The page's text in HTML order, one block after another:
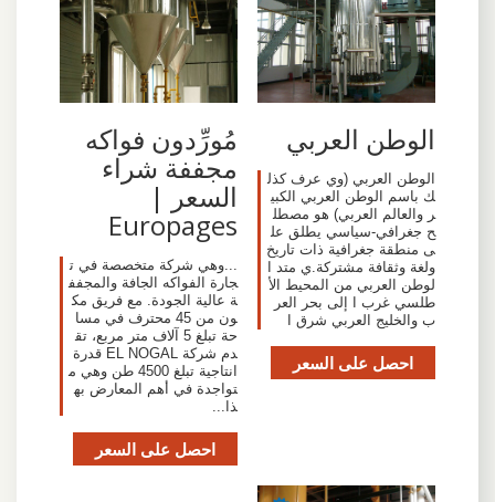
الوطن العربي
الوطن العربي (وي عرف كذل
ك باسم الوطن العربي الكبي
ر والعالم العربي) هو مصطل
ح جغرافي-سياسي يطلق عل
ى منطقة جغرافية ذات تاريخ
ولغة وثقافة مشتركة.ي متد ا
لوطن العربي من المحيط الأ
طلسي غرب ا إلى بحر العر
ب والخليج العربي شرق ا
احصل على السعر
مُورِّدون فواكه
مجففة شراء
السعر |
Europages
...وهي شركة متخصصة في ت
جارة الفواكه الجافة والمجفف
ة عالية الجودة. مع فريق مك
ون من 45 محترف في مسا
حة تبلغ 5 آلاف متر مربع، تق
دم شركة EL NOGAL قدرة
انتاجية تبلغ 4500 طن وهي م
تواجدة في أهم المعارض به
ذا...
احصل على السعر